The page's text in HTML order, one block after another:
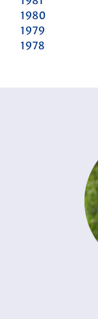
1980
1979
1978